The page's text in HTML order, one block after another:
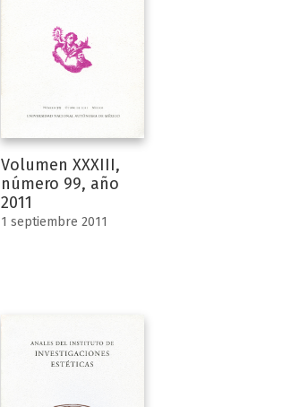
Volumen XXXIII,
número 99, año
2011
1 septiembre 2011